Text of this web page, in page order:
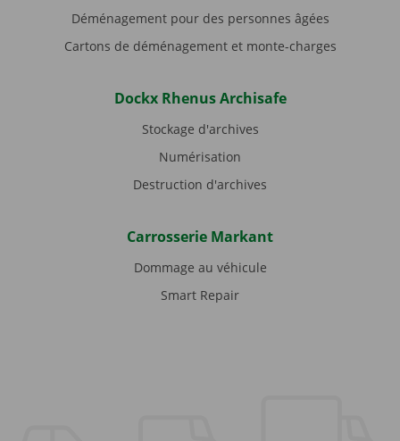
Déménagement pour des personnes âgées
Cartons de déménagement et monte-charges
Dockx Rhenus Archisafe
Stockage d'archives
Numérisation
Destruction d'archives
Carrosserie Markant
Dommage au véhicule
Smart Repair